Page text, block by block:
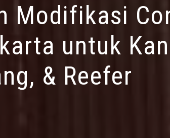
Modifikasi
untuk
& Reefer